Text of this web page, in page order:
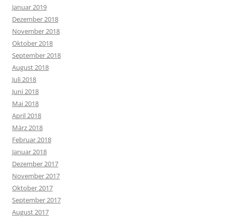
Januar 2019
Dezember 2018
November 2018
Oktober 2018
September 2018
August 2018
Juli 2018
Juni 2018
Mai 2018
April 2018
März 2018
Februar 2018
Januar 2018
Dezember 2017
November 2017
Oktober 2017
September 2017
August 2017